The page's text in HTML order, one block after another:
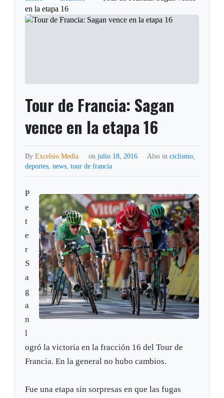
en la etapa 16
Tour de Francia: Sagan
vence en la etapa 16
ByExcelsio Media on julio 18, 2016 Also in ciclismo,
deportes,news,tour de francia
P
e
t
e
r
S
a
g
a
n
l
ogró la victoria en la fracción 16 del Tour de
Francia. En la general no hubo cambios.
Fue una etapa sin sorpresas en que las fugas